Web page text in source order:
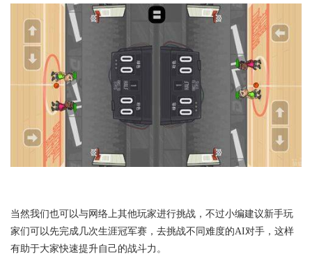
当然我们也可以与网络上其他玩家进行挑战，不过小编建议新手玩
家们可以先完成几次生涯冠军赛，去挑战不同难度的AI对手，这样
有助于大家快速提升自己的战斗力。